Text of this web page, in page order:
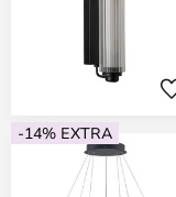
-14% EXTRA